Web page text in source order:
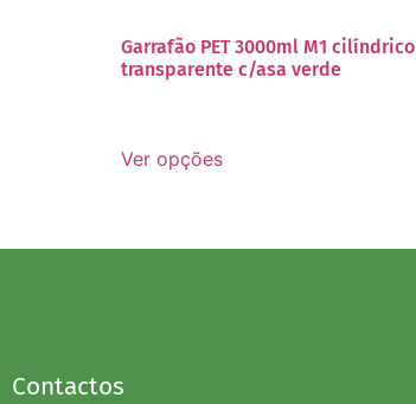
Garrafão PET 3000ml M1 cilíndrico
transparente c/asa verde
Ver opções
Contactos